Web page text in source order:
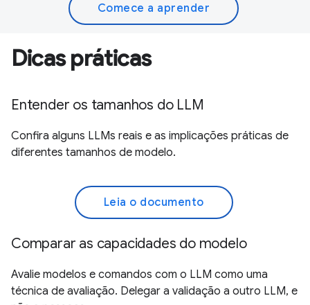
Comece a aprender
Dicas práticas
Entender os tamanhos do LLM
Confira alguns LLMs reais e as implicações práticas de
diferentes tamanhos de modelo.
Leia o documento
Comparar as capacidades do modelo
Avalie modelos e comandos com o LLM como uma
técnica de avaliação. Delegar a validação a outro LLM, e